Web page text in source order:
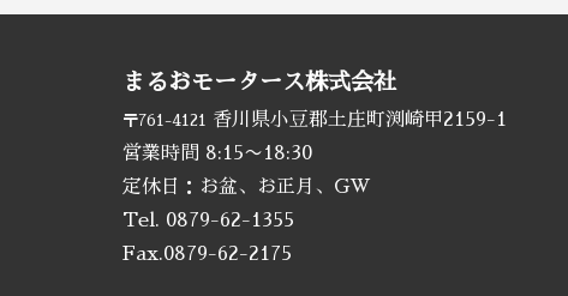
まるおモータース株式会社
〒761-4121
香川県小豆郡土庄町渕崎甲2159-1
営業時間 8:15〜18:30
定休日：お盆、お正月、GW
Tel. 0879-62-1355
Fax.0879-62-2175